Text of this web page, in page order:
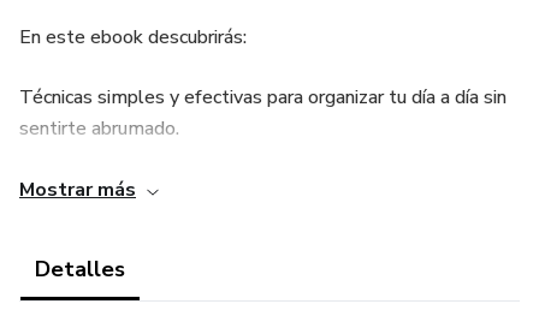
En este ebook descubrirás:
Técnicas simples y efectivas para organizar tu día a día sin
sentirte abrumado.
Cómo crear hábitos duraderos que te impulsen al éxito
Estrategias para desarrollar una mentalidad
Mostrar más
Detalles